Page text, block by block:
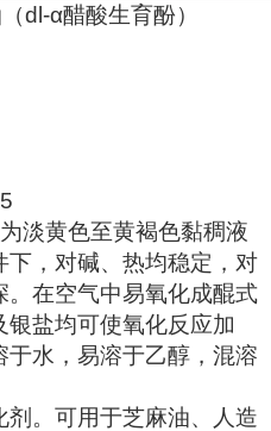
dl-α醋酸生育酚）
淡黄色至黄褐色黏稠液
，对碱、热均稳定，对
在空气中易氧化成醌式
盐均可使氧化反应加
水，易溶于乙醇，混溶
剂。可用于芝麻油、人造